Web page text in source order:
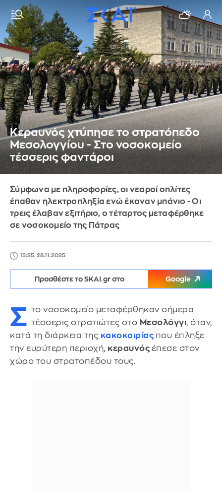
Κεραυνός χτύπησε το στρατόπεδο
Μεσολογγίου - Στο νοσοκομείο
τέσσερις φαντάροι
Σύμφωνα με πληροφορίες, οι νεαροί οπλίτες
έπαθαν ηλεκτροπληξία ενώ έκαναν μπάνιο - Οι
τρεις έλαβαν εξιτήριο, ο τέταρτος μεταφέρθηκε
σε νοσοκομείο της Πάτρας
15:25, 28.11.2025
Προσθέστε το SKAI.gr στο Google
Σ το νοσοκομείο μεταφέρθηκαν σήμερα
τέσσερις στρατιώτες στο Μεσολόγγι, όταν,
κατά τη διάρκεια της κακοκαιρίας που έπληξε
την ευρύτερη περιοχή, κεραυνός έπεσε στον
χώρο του στρατοπέδου τους.